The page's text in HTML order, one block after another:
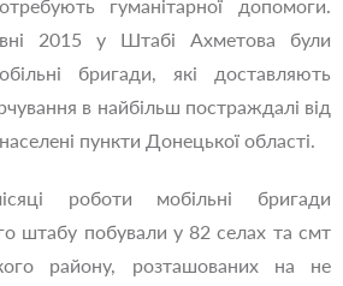
гуманітарної допомоги.
2015 у Штабі Ахметова були
бригади, які доставляють
в найбільш постраждалі від
пункти Донецької області.
роботи мобільні бригади
штабу побували у 82 селах та смт
району, розташованих на не